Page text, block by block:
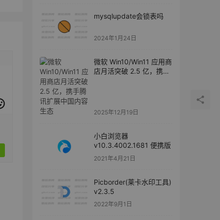
mysqlupdate会锁表吗
2024年1月24日
微软 Win10/Win11 应用商
店月活突破 2.5 亿，携手
2025年12月19日
小白浏览器
v10.3.4002.1681 便携版
2021年4月21日
Picborder(莱卡水印工具)
v2.3.5
2022年9月1日